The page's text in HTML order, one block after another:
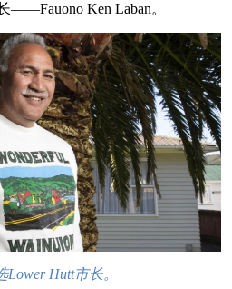
——Fauono Ken Laban。
Lower Hutt市长。